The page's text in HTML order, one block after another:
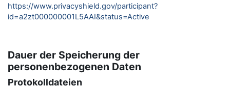
https://www.privacyshield.gov/participant?
id=a2zt000000001L5AAI&status=Active
Dauer der Speicherung der
personenbezogenen Daten
Protokolldateien